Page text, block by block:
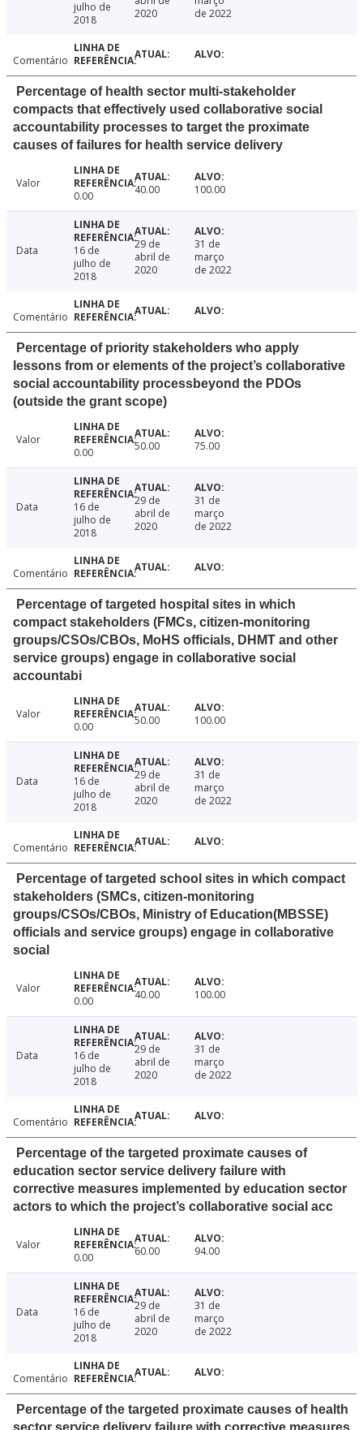
julho de
2018
2020
de 2022
Comentário
Percentage of health sector multi-stakeholder
compacts that effectively used collaborative social
accountability processes to target the proximate
causes of failures for health service delivery
Valor
0.00
40.00 100.00
Data
16 de
julho de
2018
29 de
abril de
2020
31 de
março
de 2022
Comentário
Percentage of priority stakeholders who apply
lessons from or elements of the project’s collaborative
social accountability processbeyond the PDOs
(outside the grant scope)
Valor
0.00
50.00 75.00
Data
16 de
julho de
2018
29 de
abril de
2020
31 de
março
de 2022
Comentário
Percentage of targeted hospital sites in which
compact stakeholders (FMCs, citizen-monitoring
groups/CSOs/CBOs, MoHS officials, DHMT and other
service groups) engage in collaborative social
accountabi
Valor
0.00
50.00 100.00
Data
16 de
julho de
2018
29 de
abril de
2020
31 de
março
de 2022
Comentário
Percentage of targeted school sites in which compact
stakeholders (SMCs, citizen-monitoring
groups/CSOs/CBOs, Ministry of Education(MBSSE)
officials and service groups) engage in collaborative
social
Valor
0.00
40.00 100.00
Data
16 de
julho de
2018
29 de
abril de
2020
31 de
março
de 2022
Comentário
Percentage of the targeted proximate causes of
education sector service delivery failure with
corrective measures implemented by education sector
actors to which the project’s collaborative social acc
Valor
0.00
60.00 94.00
Data
16 de
julho de
2018
29 de
abril de
2020
31 de
março
de 2022
Comentário
Percentage of the targeted proximate causes of health